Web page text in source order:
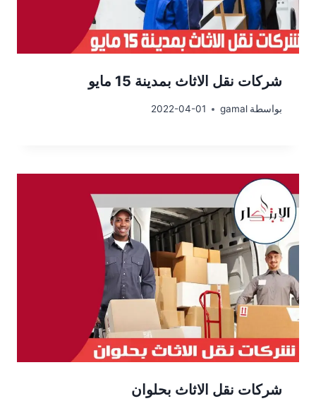
شركات نقل الاثاث بمدينة 15 مايو
بواسطة gamal
2022-04-01
شركات نقل الاثاث بحلوان